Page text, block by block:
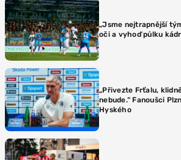
„Jsme nejtrapnější
oči a vyhoď půlku
„Přivezte Frťalu,
nebude.“ Fanoušci
Hyského